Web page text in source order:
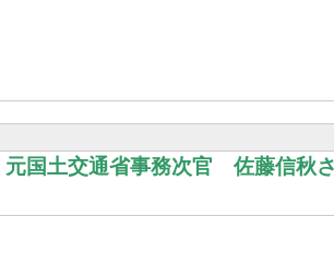
元国土交通省事務次官 佐藤信秋